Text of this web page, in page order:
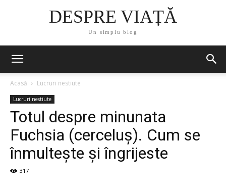
DESPRE VIAȚĂ
Un simplu blog
Acasă Lucruri nestiute
Lucruri nestiute
Totul despre minunata
Fuchsia (cerceluş). Cum se
înmulteşte şi îngrijeste
317